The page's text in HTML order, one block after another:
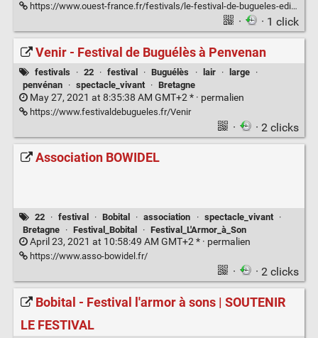
https://www.ouest-france.fr/festivals/le-festival-de-bugueles-edition-2021-est-annule-dans-les-cotes-d-armor-ae2b8d48-be59-11eb-abf4-4820d94bd36d
· · 1 click
Venir - Festival de Buguélès à Penvenan
festivals · 22 · festival · Buguélès · lair · large
·
penvénan
· spectacle_vivant · Bretagne
May 27, 2021 at 8:35:38 AM GMT+2 * · permalien
https://www.festivaldebugueles.fr/Venir
· · 2 clicks
Association BOWIDEL
22 · festival · Bobital · association · spectacle_vivant
·
Bretagne
· Festival_Bobital · Festival_L'Armor_à_Son
April 23, 2021 at 10:58:49 AM GMT+2 * · permalien
https://www.asso-bowidel.fr/
· · 2 clicks
Bobital - Festival l'armor à sons | SOUTENIR
LE FESTIVAL